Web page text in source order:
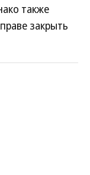
также
закрыть